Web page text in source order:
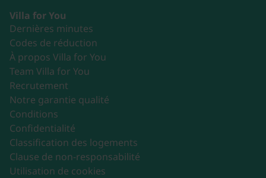
Villa for You
Dernières minutes
Codes de réduction
À propos Villa for You
Team Villa for You
Recrutement
Notre garantie qualité
Conditions
Confidentialité
Classification des logements
Clause de non-responsabilité
Utilisation de cookies